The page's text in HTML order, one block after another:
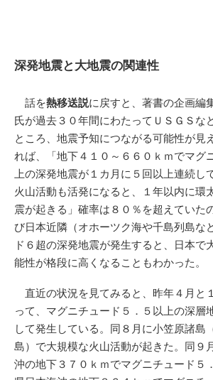
深発地震と大地震の関連性
話を熱移送説に戻すと、著書の企画編
氏が過去３０年間にわたってＵＳＧＳな
ところ、地震予知につながる可能性が見
れば、「地下４１０～６６０ｋｍでマグ
上の深発地震が１カ月に５回以上連続し
火山活動も活発になると、１年以内に環
震が起きる」確率は８０％を超えていた
び日本近隣（オホーツク海や千島列島な
ド６超の深発地震が発生すると、日本で
能性が格段に高くなることもわかった。
直近の状況を見てみると、昨年４月と
って、マグニチュード５．５以上の深層
して発生している。同８月に小笠原諸島
島）で大規模な火山活動が起きた。同９
沖の地下３７０ｋｍでマグニチュード５